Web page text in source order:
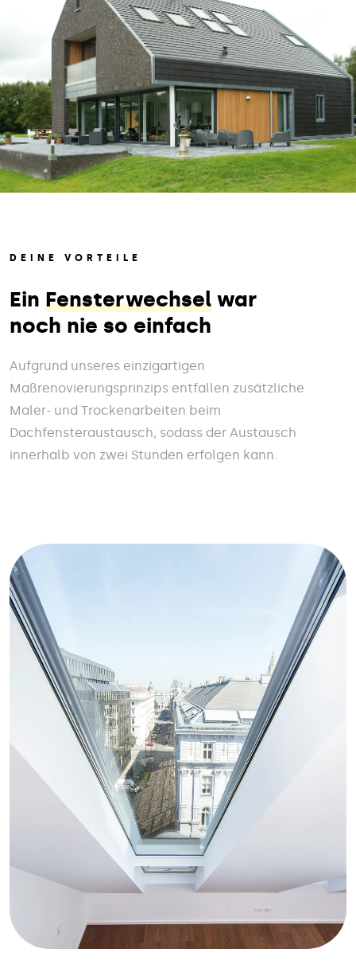
DEINE VORTEILE
Ein Fensterwechsel war
noch nie so einfach
Aufgrund unseres einzigartigen
Maßrenovierungsprinzips entfallen zusätzliche
Maler- und Trockenarbeiten beim
Dachfensteraustausch, sodass der Austausch
innerhalb von zwei Stunden erfolgen kann.